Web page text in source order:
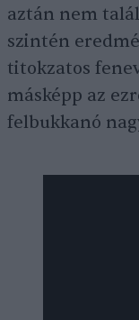
aztán nem
szintén
titokzatos
másképp az
felbukkanó